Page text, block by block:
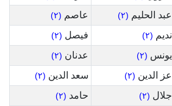
عبد الحليم (٢) عاصم (٢)
نديم (٢) فيصل (٢)
يونس (٢) عدنان (٢)
عز الدين (٢) سعد الدين (٢)
جلال (٢) حامد (٢)